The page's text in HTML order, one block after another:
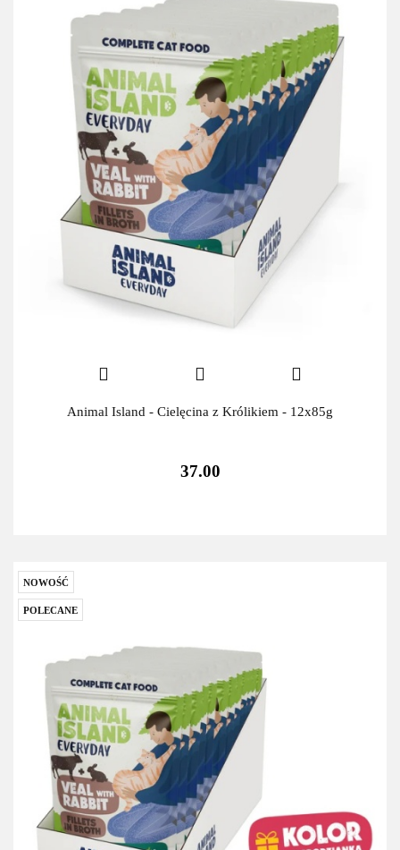
Animal Island - Cielęcina z Królikiem - 12x85g
37.00
NOWOŚĆ
POLECANE